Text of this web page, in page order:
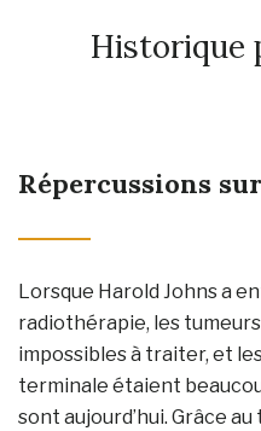
Historique
Répercussions
Lorsque Harold Johns a
radiothérapie, les
impossibles à traiter, et
terminale étaient
sont aujourd’hui. Grâce